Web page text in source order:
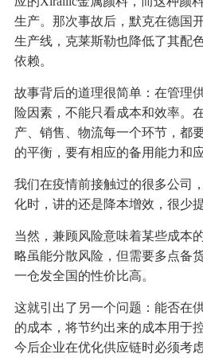
生产。那次事故后，默克在德国
生产线，克莱斯勒也降低了其配
依赖。
故事背后的道理很简单：在管理
险因素，不能只看成本和效率。
产、销售、物流每一个环节，都
的平衡，要有相应的备用能力和
我们在疫情前接触过的很多公司
化时，讲的还是降本增效，很少
当然，兼顾风险意味着某些成本
略虽能分散风险，但需要多点备
一仓发全国的性价比高。
这就引出了另一个问题：能否在
的成本，将节约出来的成本用于
今后企业在优化供应链时必须考